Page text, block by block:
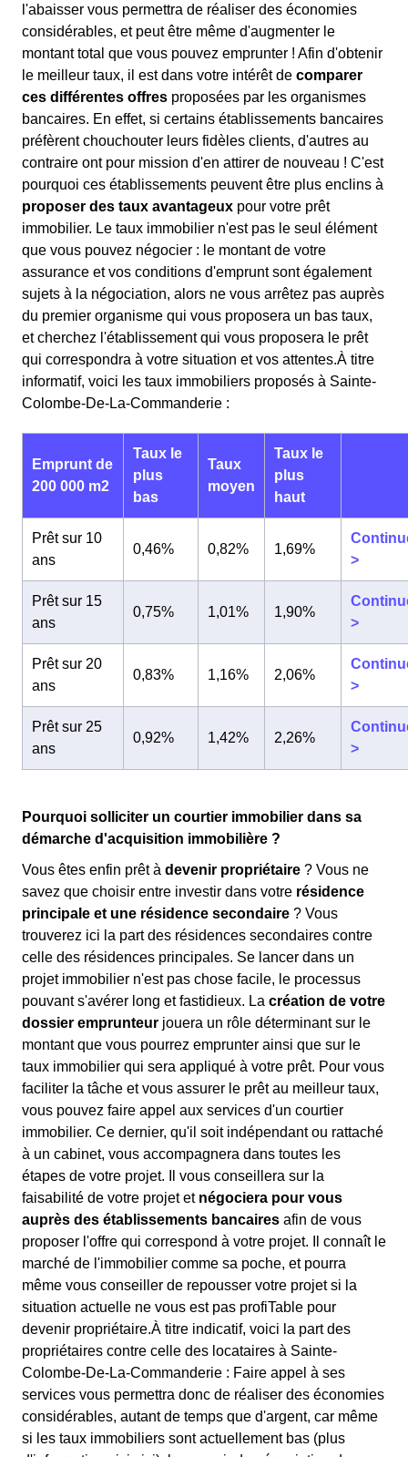
l'abaisser vous permettra de réaliser des économies
considérables, et peut être même d'augmenter le
montant total que vous pouvez emprunter ! Afin d'obtenir
le meilleur taux, il est dans votre intérêt de comparer
ces différentes offres proposées par les organismes
bancaires. En effet, si certains établissements bancaires
préfèrent chouchouter leurs fidèles clients, d'autres au
contraire ont pour mission d'en attirer de nouveau ! C'est
pourquoi ces établissements peuvent être plus enclins à
proposer des taux avantageux pour votre prêt
immobilier. Le taux immobilier n'est pas le seul élément
que vous pouvez négocier : le montant de votre
assurance et vos conditions d'emprunt sont également
sujets à la négociation, alors ne vous arrêtez pas auprès
du premier organisme qui vous proposera un bas taux,
et cherchez l'établissement qui vous proposera le prêt
qui correspondra à votre situation et vos attentes.À titre
informatif, voici les taux immobiliers proposés à Sainte-
Colombe-De-La-Commanderie :
Emprunt de
200 000 m2
Taux le
plus
bas
Taux
moyen
Taux le
plus
haut
Prêt sur 10
ans
0,46% 0,82% 1,69%
>
Prêt sur 15
ans
0,75% 1,01% 1,90%
>
Prêt sur 20
ans
0,83% 1,16% 2,06%
>
Prêt sur 25
ans
0,92% 1,42% 2,26%
>
Pourquoi solliciter un courtier immobilier dans sa
démarche d'acquisition immobilière ?
Vous êtes enfin prêt à devenir propriétaire ? Vous ne
savez que choisir entre investir dans votre résidence
principale et une résidence secondaire ? Vous
trouverez ici la part des résidences secondaires contre
celle des résidences principales. Se lancer dans un
projet immobilier n'est pas chose facile, le processus
pouvant s'avérer long et fastidieux. La création de votre
dossier emprunteur jouera un rôle déterminant sur le
montant que vous pourrez emprunter ainsi que sur le
taux immobilier qui sera appliqué à votre prêt. Pour vous
faciliter la tâche et vous assurer le prêt au meilleur taux,
vous pouvez faire appel aux services d'un courtier
immobilier. Ce dernier, qu'il soit indépendant ou rattaché
à un cabinet, vous accompagnera dans toutes les
étapes de votre projet. Il vous conseillera sur la
faisabilité de votre projet et négociera pour vous
auprès des établissements bancaires afin de vous
proposer l'offre qui correspond à votre projet. Il connaît le
marché de l'immobilier comme sa poche, et pourra
même vous conseiller de repousser votre projet si la
situation actuelle ne vous est pas profiTable pour
devenir propriétaire.À titre indicatif, voici la part des
propriétaires contre celle des locataires à Sainte-
Colombe-De-La-Commanderie : Faire appel à ses
services vous permettra donc de réaliser des économies
considérables, autant de temps que d'argent, car même
si les taux immobiliers sont actuellement bas (plus